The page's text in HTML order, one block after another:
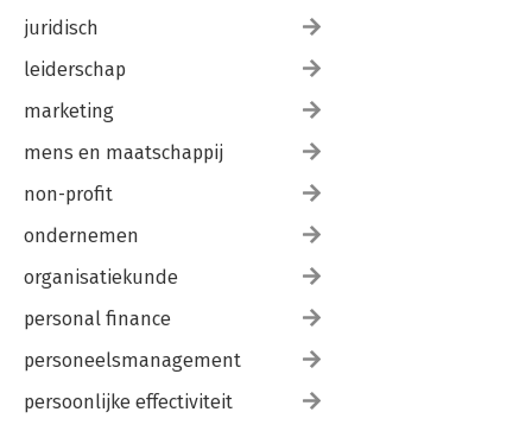
juridisch
leiderschap
marketing
mens en maatschappij
non-profit
ondernemen
organisatiekunde
personal finance
personeelsmanagement
persoonlijke effectiviteit